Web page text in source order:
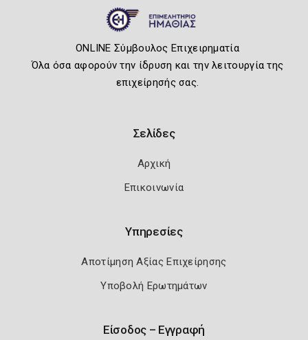
ONLINE Σύμβουλος Επιχειρηματία
Όλα όσα αφορούν την ίδρυση και την λειτουργία της
επιχείρησής σας.
Σελίδες
Αρχική
Επικοινωνία
Υπηρεσίες
Αποτίμηση Αξίας Επιχείρησης
Υποβολή Ερωτημάτων
Είσοδος – Εγγραφή